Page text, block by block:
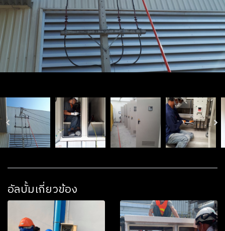
อัลบั้มเกี่ยวข้อง